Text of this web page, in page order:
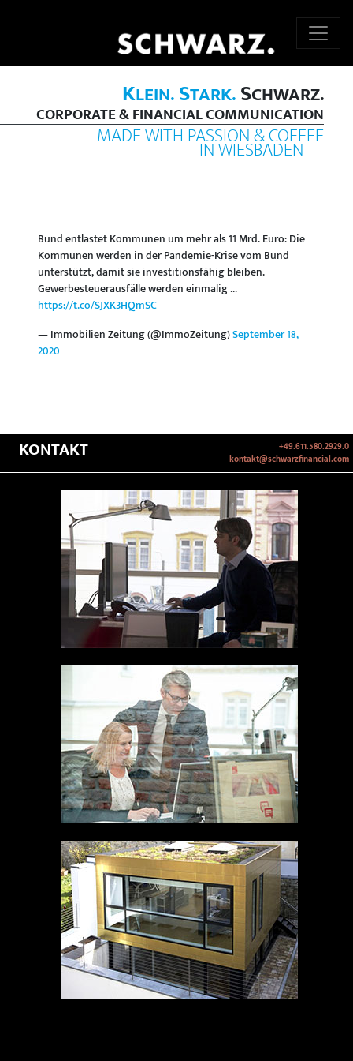
KLEIN.STARK.SCHWARZ.
CORPORATE & FINANCIAL COMMUNICATION
MADE WITH PASSION & COFFEE
IN WIESBADEN
Bund entlastet Kommunen um mehr als 11 Mrd. Euro: Die
Kommunen werden in der Pandemie-Krise vom Bund
unterstützt, damit sie investitionsfähig bleiben.
Gewerbesteuerausfälle werden einmalig ...
https://t.co/SJXK3HQmSC
— Immobilien Zeitung (@ImmoZeitung)September 18,
2020
KONTAKT
+49.611.580.2929.0
kontakt@schwarzfinancial.com